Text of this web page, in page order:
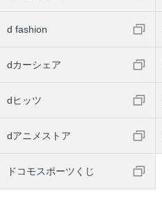
d fashion
dカーシェア
dヒッツ
dアニメストア
ドコモスポーツくじ